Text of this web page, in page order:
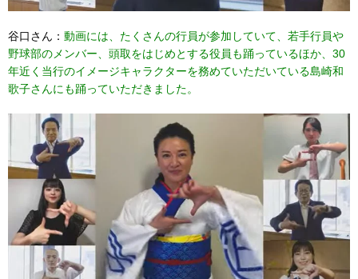
谷口さん： 動画には、たくさんの行員が参加していて、若手行員や
野球部のメンバー、頭取をはじめとする役員も踊っているほか、30
年近く当行のイメージキャラクターを務めていただいている島崎和
歌子さんにも踊っていただきました。